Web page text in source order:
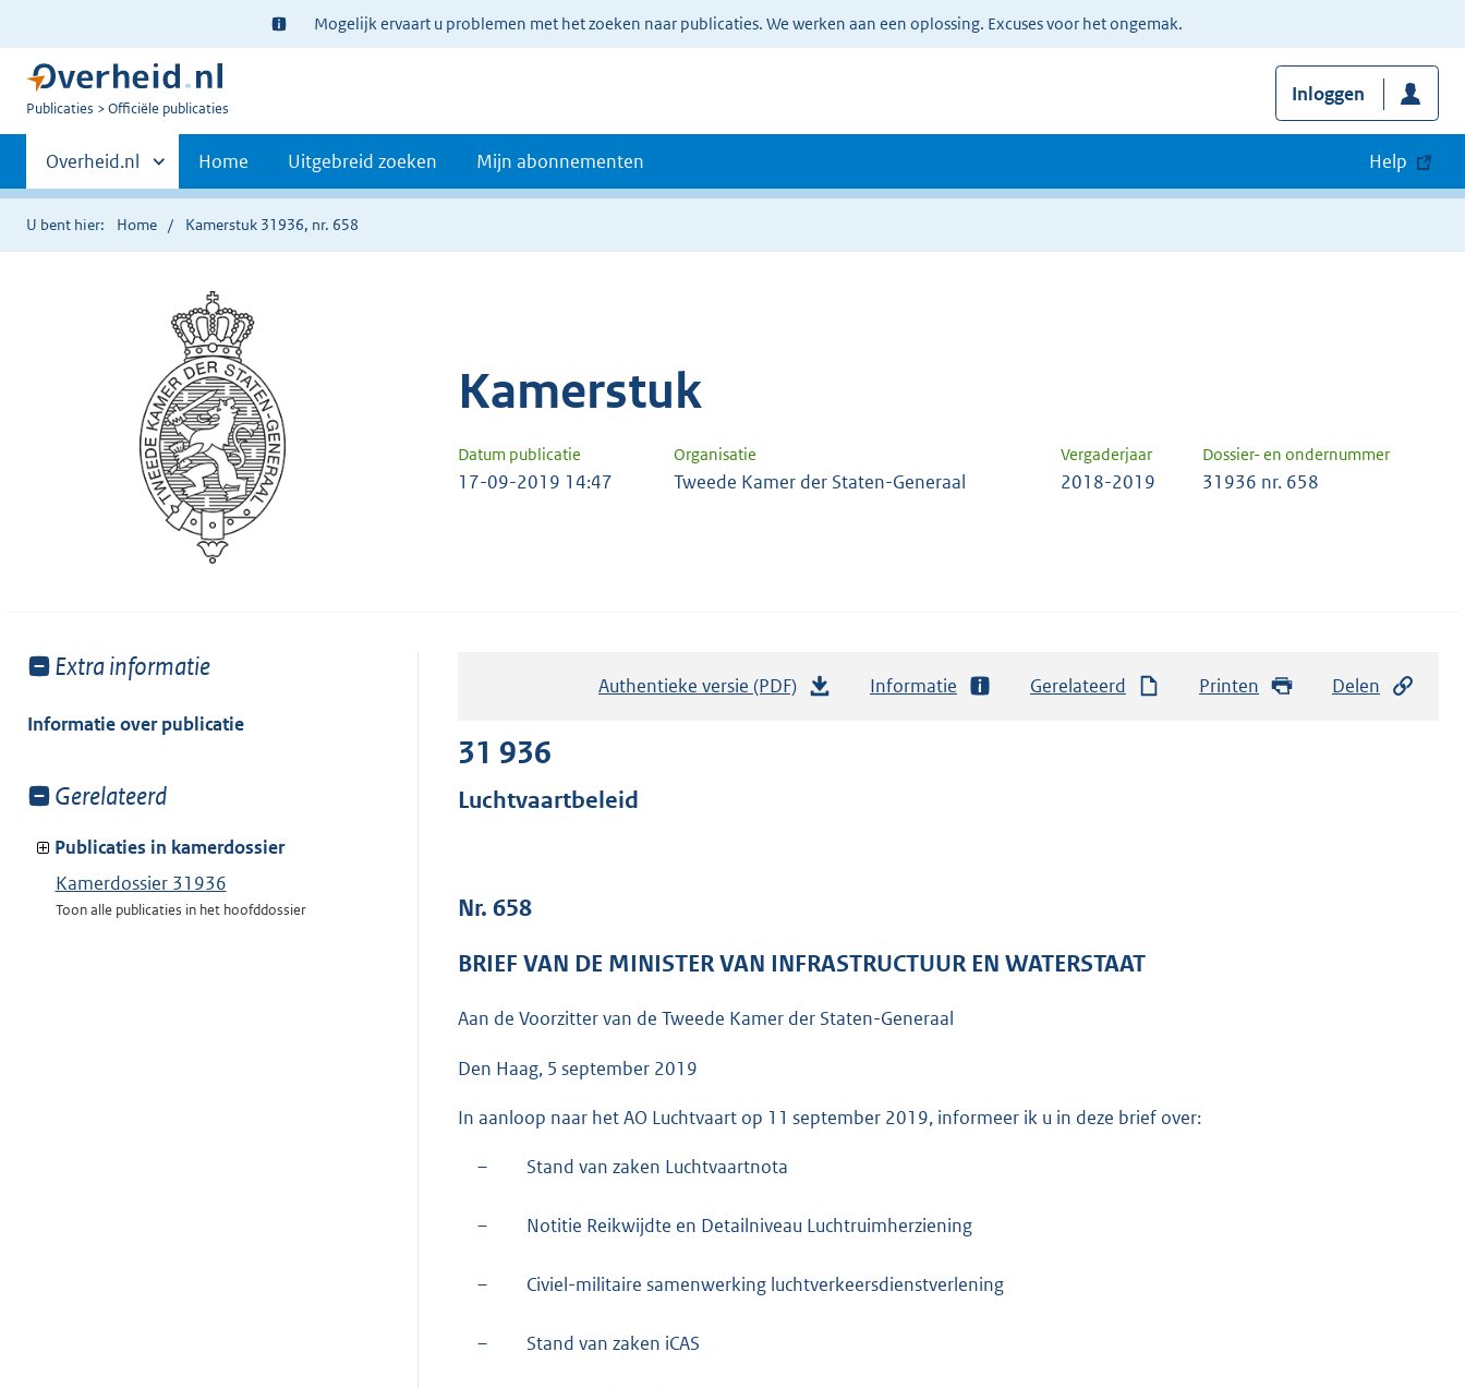
Ter
informatie:
Mogelijk ervaart u problemen met het zoeken naar publicaties. We werken aan een oplossing. Excuses voor het ongemak.
U
Publicaties Officiële publicaties
Inloggen
Primaire
navigatie
Andere
sites
binnen
Overheid.nl Home Uitgebreid zoeken Mijn abonnementen Help
U bent hier: Home Kamerstuk 31936, nr. 658
Kamerstuk
Datum publicatie Organisatie Vergaderjaar Dossier- en ondernummer
17-09-2019 14:47 Tweede Kamer der Staten-Generaal 2018-2019 31936 nr. 658
Toon
van:
Extra informatie
Informatie over publicatie
Toon
van:
Gerelateerd
Publicaties in kamerdossier
Kamerdossier 31936
Toon alle publicaties in het hoofddossier
Authentieke versie (PDF)
r
o
:
K
Informatie Gerelateerd Printen Delen
31 936
Luchtvaartbeleid
Nr. 658
BRIEF VAN DE MINISTER VAN INFRASTRUCTUUR EN WATERSTAAT
Aan de Voorzitter van de Tweede Kamer der Staten-Generaal
Den Haag, 5 september 2019
In aanloop naar het AO Luchtvaart op 11 september 2019, informeer ik u in deze brief over:
– Stand van zaken Luchtvaartnota
– Notitie Reikwijdte en Detailniveau Luchtruimherziening
– Civiel-militaire samenwerking luchtverkeersdienstverlening
– Stand van zaken iCAS